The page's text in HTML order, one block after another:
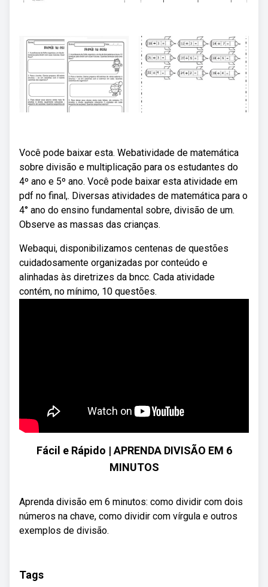
Você pode baixar esta. Webatividade de matemática
sobre divisão e multiplicação para os estudantes do
4º ano e 5º ano. Você pode baixar esta atividade em
pdf no final,. Diversas atividades de matemática para o
4° ano do ensino fundamental sobre, divisão de um.
Observe as massas das crianças.
Webaqui, disponibilizamos centenas de questões
cuidadosamente organizadas por conteúdo e
alinhadas às diretrizes da bncc. Cada atividade
contém, no mínimo, 10 questões.
Fácil e Rápido | APRENDA DIVISÃO EM 6
MINUTOS
Aprenda divisão em 6 minutos: como dividir com dois
números na chave, como dividir com vírgula e outros
exemplos de divisão.
Tags